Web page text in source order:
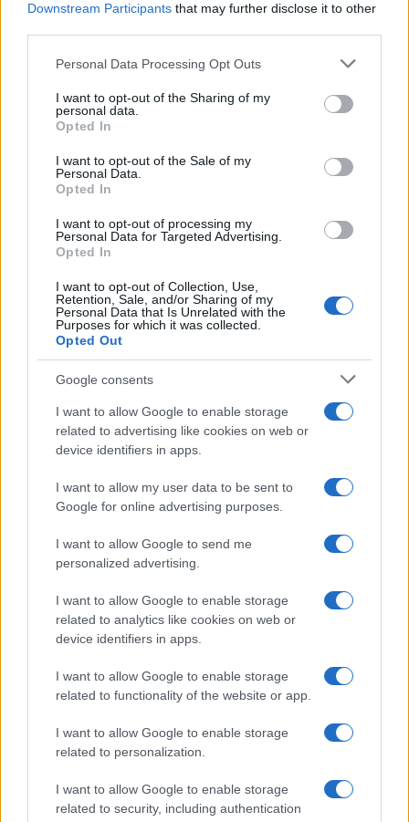
Downstream Participants that may further disclose it to other
Please note that this website/app uses one or more Google
not limited to your visit or usage behaviour. You may click to
grant or deny consent to Google and its third-party tags to
use your data for below specified purposes in below Google
consent section.
Personal Data Processing Opt Outs
I want to opt-out of the Sharing of my
personal data.
Opted In
I want to opt-out of the Sale of my
Personal Data.
Opted In
I want to opt-out of processing my
Personal Data for Targeted Advertising.
Opted In
I want to opt-out of Collection, Use,
Retention, Sale, and/or Sharing of my
Personal Data that Is Unrelated with the
Purposes for which it was collected.
Opted Out
Google consents
I want to allow Google to enable storage
related to advertising like cookies on web or
device identifiers in apps.
I want to allow my user data to be sent to
Google for online advertising purposes.
I want to allow Google to send me
personalized advertising.
I want to allow Google to enable storage
related to analytics like cookies on web or
device identifiers in apps.
I want to allow Google to enable storage
related to functionality of the website or app.
I want to allow Google to enable storage
related to personalization.
I want to allow Google to enable storage
related to security, including authentication
Notizie in tempo reale?
GalluraOggi.it
Inviaci le tue segnalazioni,
i tuoi video e le tue foto
Su WhatsApp al numero +39
345 356 7512
Ricevi le nostre ultime news
Condividi l'articolo
F
a
ce
b
o
o
T
w
it
te
r
Pi
n
te
re
st
W
h
at
s
A
p
h
a
re
Articolo precedente
Prossimo articolo
NOTIZIE RECENTI